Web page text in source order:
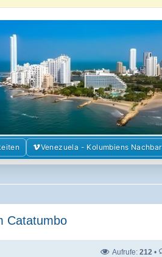
im Kolumbienforum
Venezuela - Kolumbiens Nachbar
Catatumbo
Aufrufe: 212 •